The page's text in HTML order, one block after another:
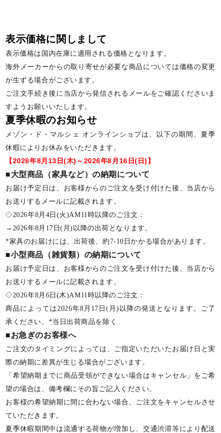
表示価格に関しまして
表示価格は国内在庫に適用される価格となります。
海外メーカーからの取り寄せが必要な商品については価格の変更
が生ずる場合がございます。
ご注文手続き後に当店から発信されるメールをご確認くださいま
すようお願いいたします。
夏季休暇のお知らせ
メゾン・ド・マルシェ オンラインショプは、以下の期間、夏季
休暇によりお休みをいただきます。
【2026年8月13日(木)～2026年8月16日(日)】
■大型商品（家具など）の納期について
お届け予定日は、お客様からのご注文を受け付けた後、当店から
お送りするメールに記載されます。
◇2026年8月4日(火)AM11時以降のご注文：
→2026年8月17日(月)以降の出荷となります。
*家具のお届けには、出荷後、約7-10日かかる場合があります。
■小型商品（雑貨類）の納期について
お届け予定日は、お客様からのご注文を受け付けた後、当店から
お送りするメールに記載されます。
◇2026年8月6日(木)AM11時以降のご注文：
商品によっては2026年8月17日(月)以降の発送となります。ご了
承ください。*当日出荷商品を除く
■お急ぎのお客様へ
ご注文のタイミングによっては、ご指定いただいたお届け日と実
際の納期に差異が生じる場合がございます。
「希望納期までに商品受領ができない場合はキャンセル」をご希
望の場合は、備考欄にその旨ご記入ください。
お客様の希望納期に間に合わない場合、ご注文をキャンセルさせ
ていただきます。
夏季休暇期間中は流通する荷物が増加し、交通渋滞等により配送